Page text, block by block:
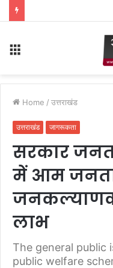
Home / उत्तराखंड
उत्तराखंड जागरूकता
सरकार
में आम जनता
लाभ
The general public
public welfare